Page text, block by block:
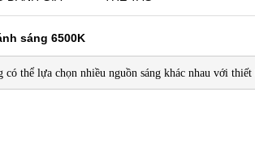
sáng 6500K
có thể lựa chọn nhiều nguồn sáng khác nhau với